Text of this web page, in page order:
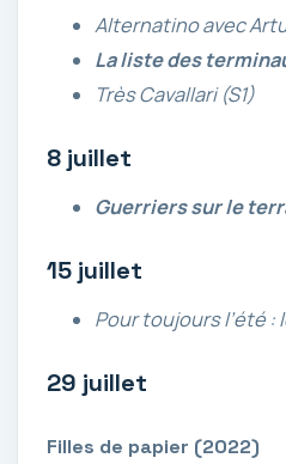
Alternatino avec
La liste des
Très Cavallari (S1)
8 juillet
Guerriers sur le
15 juillet
Pour toujours l’été :
29 juillet
Filles de papier (2022)